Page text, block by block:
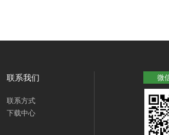
联系我们
联系方式
下载中心
微